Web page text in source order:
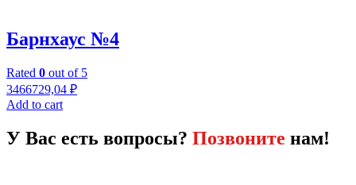
Барнхаус №4
Rated 0 out of 5
3466729,04 ₽
Add to cart
У Вас есть вопросы? Позвоните нам!